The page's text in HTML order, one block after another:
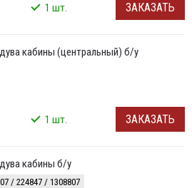
1 шт. ЗАКАЗАТЬ
кабины (центральный) б/у
1 шт. ЗАКАЗАТЬ
кабины б/у
/ 224847 / 1308807